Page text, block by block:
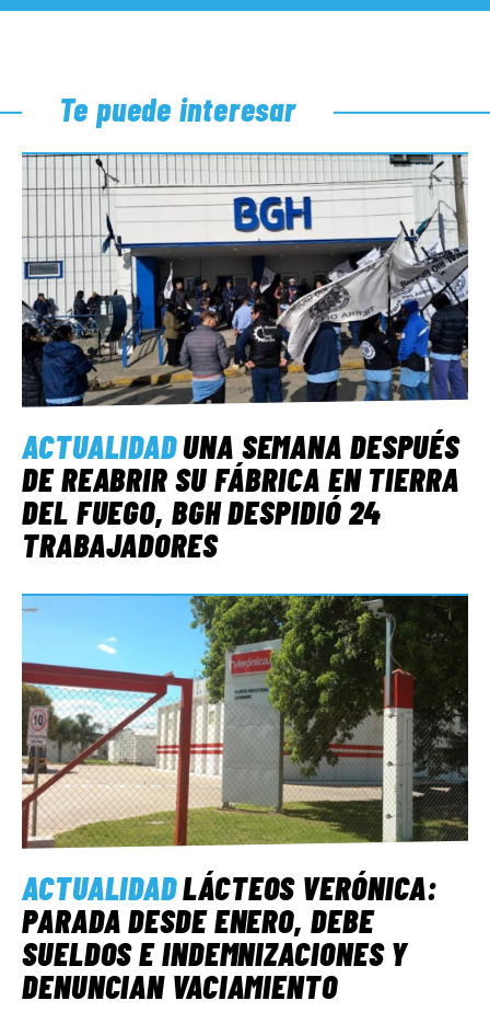
Te puede interesar
ACTUALIDADUNA SEMANA DESPUÉS
DE REABRIR SU FÁBRICA EN TIERRA
DEL FUEGO, BGH DESPIDIÓ 24
TRABAJADORES
ACTUALIDADLÁCTEOS VERÓNICA:
PARADA DESDE ENERO, DEBE
SUELDOS E INDEMNIZACIONES Y
DENUNCIAN VACIAMIENTO